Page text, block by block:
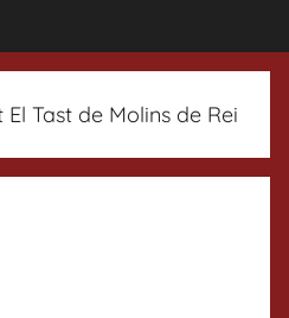
Tast de Molins de Rei